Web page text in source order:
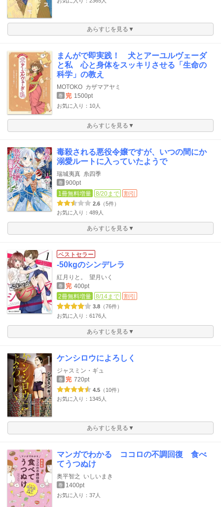
あらすじを見る▼
まんがで即実践！ 犬とアーユルヴェーダ
と私 心と身体をスッキリさせる「生命の
科学」の教え
MOTOKO カザマアヤミ
巻 完 1500pt
お気に入り：10人
あらすじを見る▼
毒殺される悪役令嬢ですが、いつの間にか
溺愛ルートに入っていたようで
瑞城夷真 糸四季
巻 900pt
1冊無料増量
8/20まで 割引
2.6 （5件）
お気に入り：489人
あらすじを見る▼
ベストセラー
-50kgのシンデレラ
紅月りと。 望月いく
巻 完 400pt
2冊無料増量
8/14まで 割引
3.8 （76件）
お気に入り：6176人
あらすじを見る▼
ケンシロウによろしく
ジャスミン・ギュ
巻 完 720pt
4.5 （10件）
お気に入り：1345人
あらすじを見る▼
マンガでわかる ココロの不調回復 食べ
てうつぬけ
奥平智之 いしいまき
巻 1400pt
お気に入り：37人